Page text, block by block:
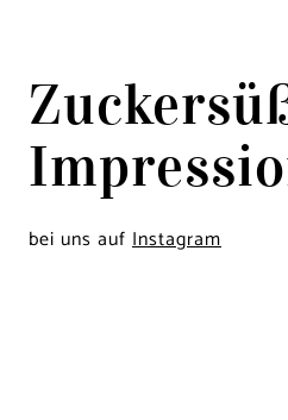
bei uns auf Instagram